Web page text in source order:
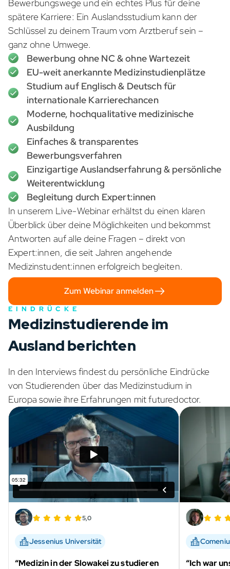
Bewerbungswege und ein echtes Plus für deine
spätere Karriere: Ein Auslandsstudium kann der
Schlüssel zu deinem Traum vom Arztberuf sein –
ganz ohne Umwege.
Bewerbung ohne NC & ohne Wartezeit
EU-weit anerkannte Medizinstudienplätze
Studium auf Englisch & Deutsch für
internationale Karrierechancen
Moderne, hochqualitative medizinische
Ausbildung
Einfaches & transparentes
Bewerbungsverfahren
Einzigartige Auslandserfahrung & persönliche
Weiterentwicklung
Begleitung durch Expert:innen
In unserem Live-Webinar erhältst du einen klaren
Überblick über deine Möglichkeiten und bekommst
Antworten auf alle deine Fragen – direkt von
Expert:innen, die seit Jahren angehende
Medizinstudent:innen erfolgreich begleiten.
Zum Webinar anmelden
EINDRÜCKE
Medizinstudierende im
Ausland berichten
In den Interviews findest du persönliche Eindrücke
von Studierenden über das Medizinstudium in
Europa sowie ihre Erfahrungen mit futuredoctor.
Jessenius Universität
“Medizin in der Slowakei zu studieren
5,0
“Ich war